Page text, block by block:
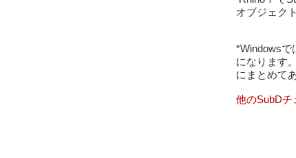
オブジェク
*Windowsで
になります
にまとめて
他のSubDチ